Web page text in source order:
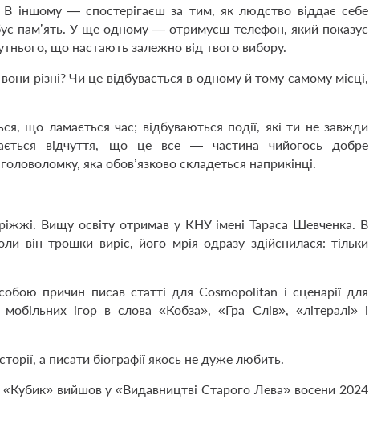
іншому — спостерігаєш за тим, як людство віддає себе
пам’ять. У ще одному — отримуєш телефон, який показує
що настають залежно від твого вибору.
різні? Чи це відбувається в одному й тому самому місці,
що ламається час; відбуваються події, які ти не завжди
відчуття, що це все — частина чийогось добре
яка обов’язково складеться наприкінці.
Вищу освіту отримав у КНУ імені Тараса Шевченка. В
він трошки виріс, його мрія одразу здійснилася: тільки
причин писав статті для Cosmopolitan і сценарії для
ігор в слова «Кобза», «Гра Слів», «літералі» і
а писати біографії якось не дуже любить.
вийшов у «Видавництві Старого Лева» восени 2024